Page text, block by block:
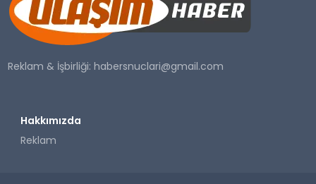
SAĞLIK
YAŞAM
Reklam & İşbirliği:habersnuclari@gmail.com
Hakkımızda
Reklam